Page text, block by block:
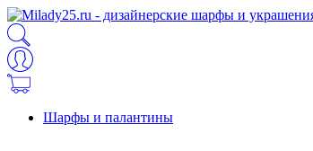
Шарфы и палантины